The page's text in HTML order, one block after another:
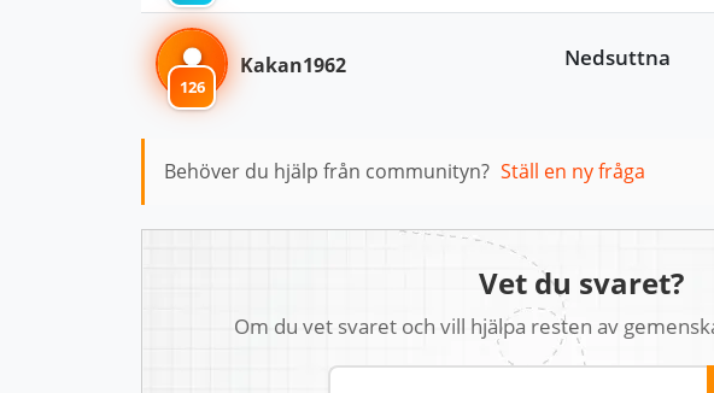
126
Kakan1962 Nedsuttna
Behöver du hjälp från communityn? Ställ en ny fråga
Vet du svaret?
Om du vet svaret och vill hjälpa resten av